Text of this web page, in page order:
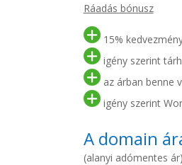
Ráadás bónusz
15%
igény szerint
az árban benne
igény szerint
A domain
(alanyi adómentes ár)